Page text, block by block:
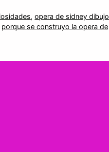
,opera de sidney dibujo
porque se construyo la opera de